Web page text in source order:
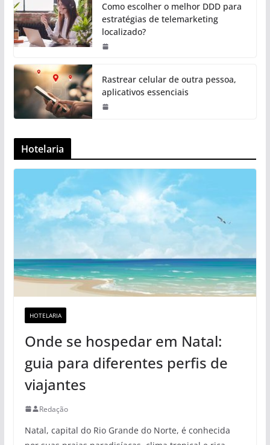
Como escolher o melhor DDD para
estratégias de telemarketing
localizado?
Rastrear celular de outra pessoa,
aplicativos essenciais
Hotelaria
HOTELARIA
Onde se hospedar em Natal:
guia para diferentes perfis de
viajantes
Redação
Natal, capital do Rio Grande do Norte, é conhecida